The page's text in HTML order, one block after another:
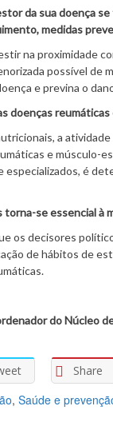
da sua doença
medidas
na proximidade
possível de
e previna o
doenças
a
e músculo-
especializados, é
torna-se essencial à
os decisores
de hábitos de
do Núcleo
Share
, Saúde e